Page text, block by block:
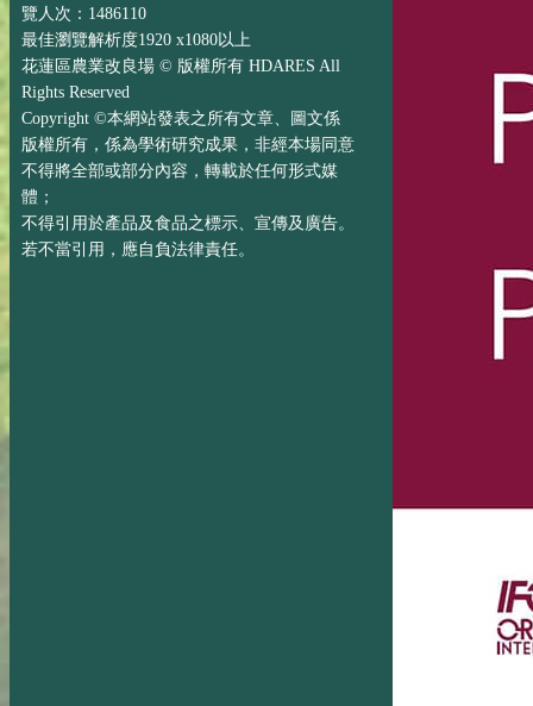
覽人次：1486110
最佳瀏覽解析度1920 x1080以上
花蓮區農業改良場 © 版權所有 HDARES All
Rights Reserved
Copyright ©本網站發表之所有文章、圖文係
版權所有，係為學術研究成果，非經本場同意
不得將全部或部分內容，轉載於任何形式媒
體；
不得引用於產品及食品之標示、宣傳及廣告。
若不當引用，應自負法律責任。